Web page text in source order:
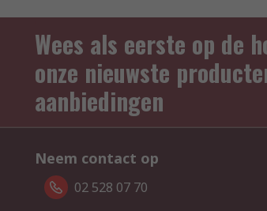
Wees als eerste op de
onze nieuwste
aanbiedingen
Neem contact op
02 528 07 70